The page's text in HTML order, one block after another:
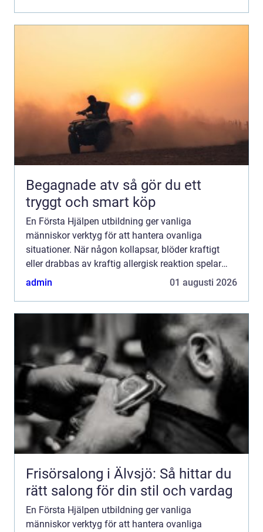
Begagnade atv så gör du ett
tryggt och smart köp
En Första Hjälpen utbildning ger vanliga
människor verktyg för att hantera ovanliga
situationer. När någon kollapsar, blöder kraftigt
eller drabbas av kraftig allergisk reaktion spelar
minuterna stor roll. Den som vet hur man agerar
admin 01 augusti 2026
Frisörsalong i Älvsjö: Så hittar du
rätt salong för din stil och vardag
En Första Hjälpen utbildning ger vanliga
människor verktyg för att hantera ovanliga